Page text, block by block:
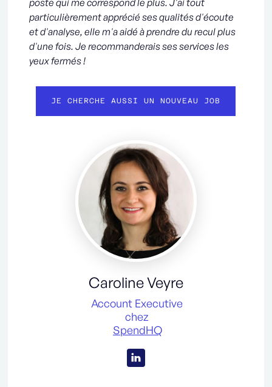
poste qui me correspond le plus. J'ai tout
particulièrement apprécié ses qualités d'écoute
et d'analyse, elle m'a aidé à prendre du recul plus
d'une fois. Je recommanderais ses services les
yeux fermés !
JE CHERCHE AUSSI UN NOUVEAU JOB
Caroline Veyre
Account Executive
chez
SpendHQ